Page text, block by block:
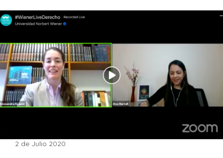
2 de Julio 2020